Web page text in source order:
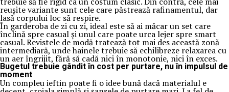
reușite variante sunt cele care păstrează rafinamentul, dar
lasă corpului loc să respire.
În garderoba de zi cu zi, ideal este să ai măcar un set care
înclină spre casual și unul care poate urca lejer spre smart
casual. Revistele de modă tratează tot mai des această zonă
intermediară, unde hainele trebuie să echilibreze relaxarea cu
un aer îngrijit, fără să cadă nici în monotonie, nici în exces.
Bugetul trebuie gândit în cost per purtare, nu în impulsul de
moment
Un compleu ieftin poate fi o idee bună dacă materialul e